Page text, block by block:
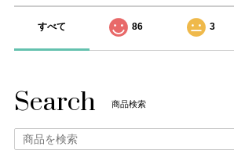
すべて 86 3
Search 商品検索